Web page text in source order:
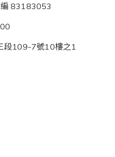
83183053
段109-7號10樓之1